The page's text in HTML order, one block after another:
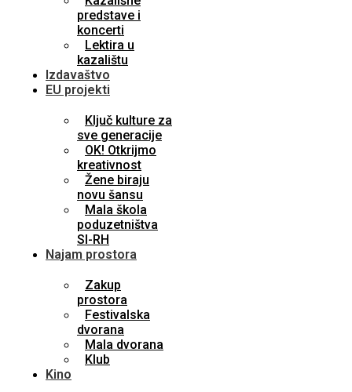
predstave i
koncerti
Lektira u
kazalištu
Izdavaštvo
EU projekti
Ključ kulture za
sve generacije
OK! Otkrijmo
kreativnost
Žene biraju
novu šansu
Mala škola
poduzetništva
SI-RH
Najam prostora
Zakup
prostora
Festivalska
dvorana
Mala dvorana
Klub
Kino